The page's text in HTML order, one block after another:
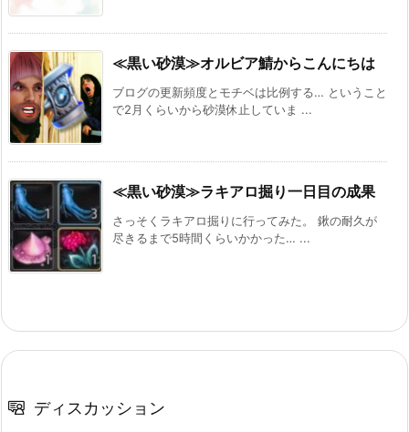
≪黒い砂漠≫オルビア鯖からこんにちは
ブログの更新頻度とモチベは比例する… ということ
で2月くらいから砂漠休止していま ...
≪黒い砂漠≫ラキアロ掘り一日目の成果
さっそくラキアロ掘りに行ってみた。 鍬の耐久が
尽きるまで5時間くらいかかった… ...
ディスカッション